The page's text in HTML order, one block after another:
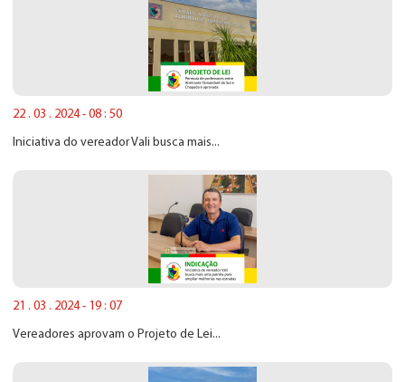
22 . 03 . 2024 - 08 : 50
Iniciativa do vereador Vali busca mais...
21 . 03 . 2024 - 19 : 07
Vereadores aprovam o Projeto de Lei...